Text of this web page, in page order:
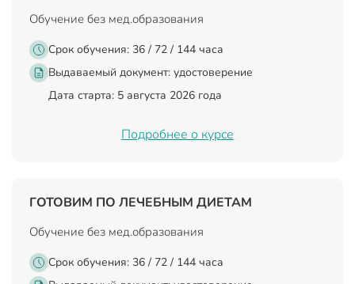
Обучение без мед.образования
Срок обучения: 36 / 72 / 144 часа
Выдаваемый документ: удостоверение
Дата старта: 5 августа 2026 года
Подробнее о курсе
ГОТОВИМ ПО ЛЕЧЕБНЫМ ДИЕТАМ
Обучение без мед.образования
Срок обучения: 36 / 72 / 144 часа